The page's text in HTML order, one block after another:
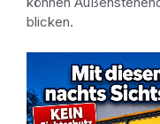
blicken.
Video-
Player